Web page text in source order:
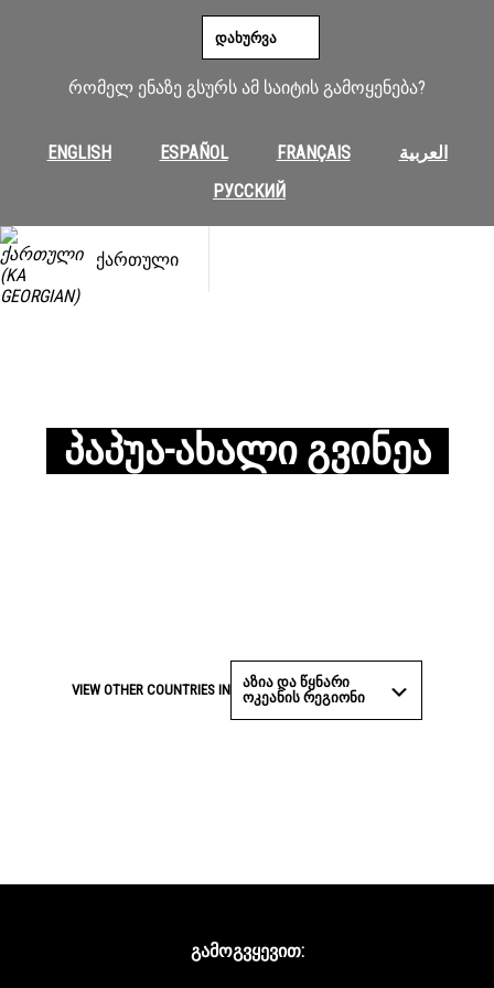
რომელ ენაზე გსურს ამ საიტის გამოყენება?
ENGLISH ESPAÑOL FRANÇAIS
العربية
РУССКИЙ
ᲓᲐᲮᲣᲠᲕᲐ
ᲥᲐᲠᲗᲣᲚᲘ
ᲞᲐᲞᲣᲐ-ᲐᲮᲐᲚᲘ ᲒᲕᲘᲜᲔᲐ
VIEW OTHER COUNTRIES IN
ᲐᲖᲘᲐ ᲓᲐ ᲬᲧᲜᲐᲠᲘ
ᲝᲙᲔᲐᲜᲘᲡ ᲠᲔᲒᲘᲝᲜᲘ
ᲒᲐᲛᲝᲒᲕᲧᲔᲕᲘᲗ: